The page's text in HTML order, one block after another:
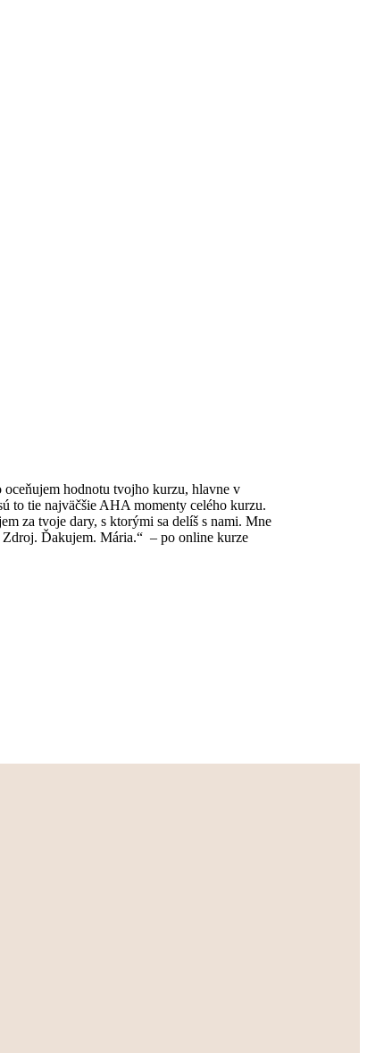
hodnotu tvojho kurzu, hlavne v
to tie najväčšie AHA momenty celého kurzu.
za tvoje dary, s ktorými sa delíš s nami. Mne
Zdroj. Ďakujem. Mária.“ – po online kurze